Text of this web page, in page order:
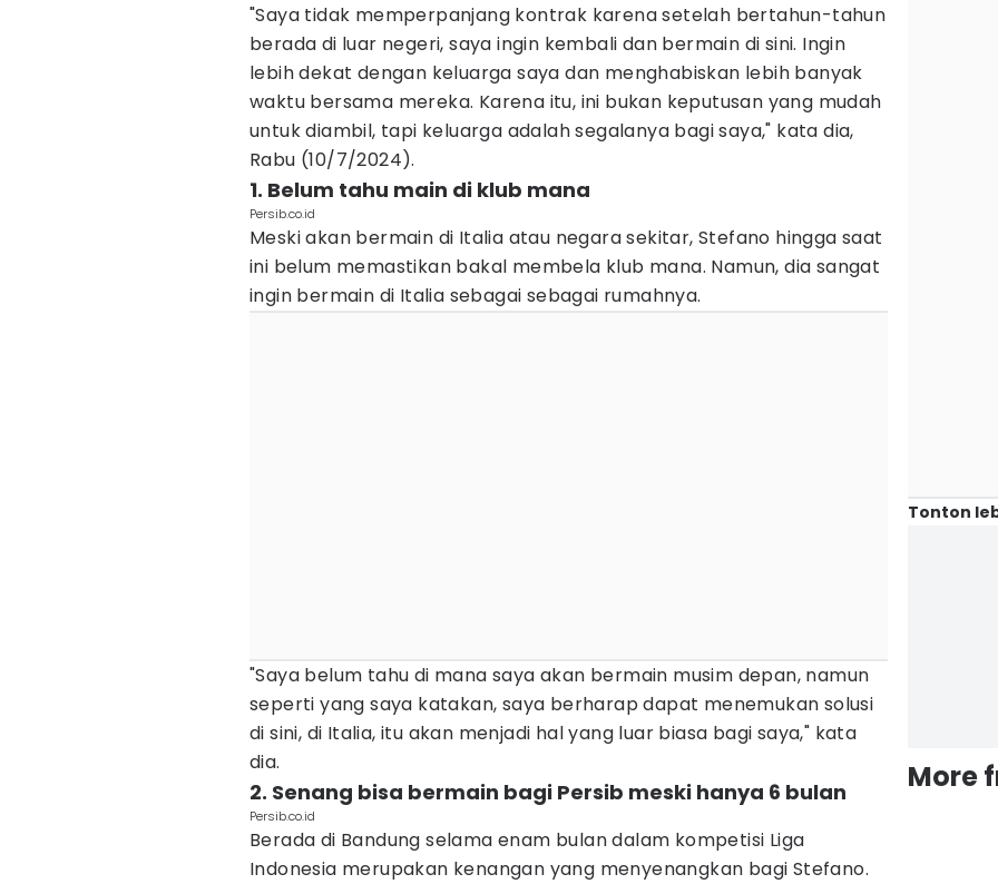
"Saya tidak memperpanjang kontrak karena setelah bertahun-tahun
berada di luar negeri, saya ingin kembali dan bermain di sini. Ingin
lebih dekat dengan keluarga saya dan menghabiskan lebih banyak
waktu bersama mereka. Karena itu, ini bukan keputusan yang mudah
untuk diambil, tapi keluarga adalah segalanya bagi saya," kata dia,
Rabu (10/7/2024).
1. Belum tahu main di klub mana
Persib.co.id
Meski akan bermain di Italia atau negara sekitar, Stefano hingga saat
ini belum memastikan bakal membela klub mana. Namun, dia sangat
ingin bermain di Italia sebagai sebagai rumahnya.
"Saya belum tahu di mana saya akan bermain musim depan, namun
seperti yang saya katakan, saya berharap dapat menemukan solusi
di sini, di Italia, itu akan menjadi hal yang luar biasa bagi saya," kata
dia.
2. Senang bisa bermain bagi Persib meski hanya 6 bulan
Persib.co.id
Berada di Bandung selama enam bulan dalam kompetisi Liga
Indonesia merupakan kenangan yang menyenangkan bagi Stefano.
Tonton
More